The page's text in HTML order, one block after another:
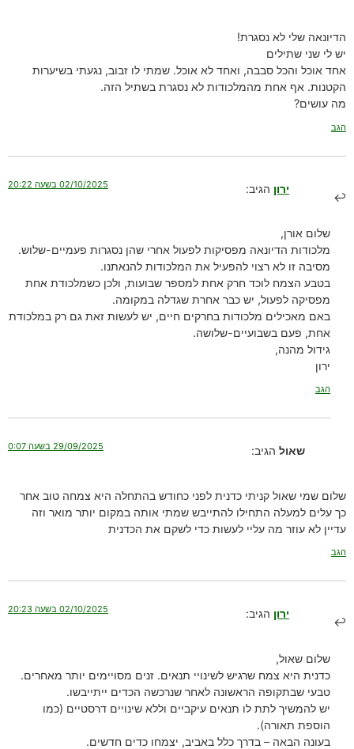
הדיונאה שלי לא נסגרת!
יש לי שני שתילים
אחד אוכל והכל סבבה, ואחד לא אוכל. שמתי לו זבוב, נגעתי בשיערות
הקטנות. אף אחת מהמלכודות לא נסגרת בשתיל הזה.
מה עושים?
הגב
ירון הגיב: 02/10/2025 בשעה 20:22
שלום אורן,
מלכודות הדיונאה מפסיקות לפעול אחרי שהן נסגרות פעמיים-שלוש.
מסיבה זו לא רצוי להפעיל את המלכודות להנאתנו.
בטבע הצמח לוכד חרק אחת למספר שבועות, ולכן כשמלכודת אחת
מפסיקה לפעול, יש כבר אחרת שגדלה במקומה.
באם מאכילים מלכודות בחרקים חיים, יש לעשות זאת גם רק במלכודת
אחת, פעם בשבועיים-שלושה.
גידול מהנה,
ירון
הגב
שאול הגיב: 29/09/2025 בשעה 0:07
שלום שמי שאול קניתי כדנית לפני כחודש בהתחלה היא צמחה טוב אחר
כך עלים למעלה התחילו להתייבש שמתי אותה במקום יותר מואר וזה
עדיין לא עוזר מה עליי לעשות כדי לשקם את הכדנית
הגב
ירון הגיב: 02/10/2025 בשעה 20:23
שלום שאול,
כדנית היא צמח שרגיש לשינויי תנאים. זנים מסויימים יותר מאחרים.
טבעי שבתקופה הראשונה לאחר שנרכשה הכדים ייתייבשו.
יש להמשיך לתת לו תנאים עיקביים וללא שינויים דרסטיים (כמו
הוספת תאורה).
בעונה הבאה – בדרך כלל באביב, יצמחו כדים חדשים.